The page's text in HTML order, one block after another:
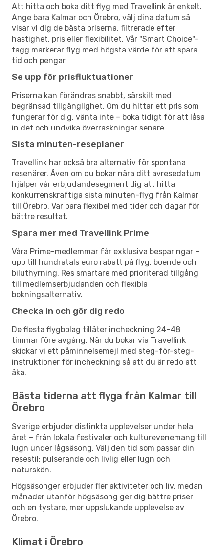
Att hitta och boka ditt flyg med Travellink är enkelt.
Ange bara Kalmar och Örebro, välj dina datum så
visar vi dig de bästa priserna, filtrerade efter
hastighet, pris eller flexibilitet. Vår "Smart Choice"-
tagg markerar flyg med högsta värde för att spara
tid och pengar.
Se upp för prisfluktuationer
Priserna kan förändras snabbt, särskilt med
begränsad tillgänglighet. Om du hittar ett pris som
fungerar för dig, vänta inte – boka tidigt för att låsa
in det och undvika överraskningar senare.
Sista minuten-reseplaner
Travellink har också bra alternativ för spontana
resenärer. Även om du bokar nära ditt avresedatum
hjälper vår erbjudandesegment dig att hitta
konkurrenskraftiga sista minuten-flyg från Kalmar
till Örebro. Var bara flexibel med tider och dagar för
bättre resultat.
Spara mer med Travellink Prime
Våra Prime-medlemmar får exklusiva besparingar –
upp till hundratals euro rabatt på flyg, boende och
biluthyrning. Res smartare med prioriterad tillgång
till medlemserbjudanden och flexibla
bokningsalternativ.
Checka in och gör dig redo
De flesta flygbolag tillåter incheckning 24–48
timmar före avgång. När du bokar via Travellink
skickar vi ett påminnelsemejl med steg-för-steg-
instruktioner för incheckning så att du är redo att
åka.
Bästa tiderna att flyga från Kalmar till
Örebro
Sverige erbjuder distinkta upplevelser under hela
året – från lokala festivaler och kulturevenemang till
lugn under lågsäsong. Välj den tid som passar din
resestil: pulserande och livlig eller lugn och
naturskön.
Högsäsonger erbjuder fler aktiviteter och liv, medan
månader utanför högsäsong ger dig bättre priser
och en tystare, mer uppslukande upplevelse av
Örebro.
Klimat i Örebro